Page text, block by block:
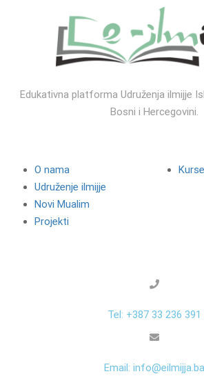
Edukativna platforma Udruženja ilmijje
Bosni i Hercegovini.
O nama
Udruženje ilmijje
Novi Mualim
Projekti
Tel: +387 33 236 391
Email: info@eilmijja.ba